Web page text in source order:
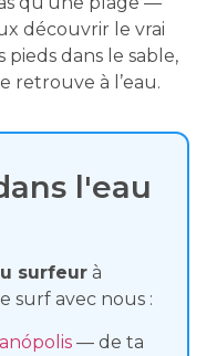
découvrir le vrai
pieds dans le sable,
retrouve à l’eau.
l'eau
surfeur à
surf avec nous :
— de ta